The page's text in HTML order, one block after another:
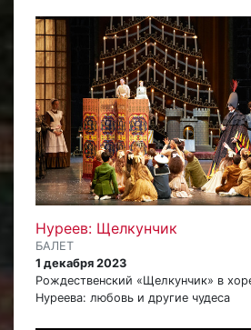
Нуреев: Щелкунчик
БАЛЕТ
1 декабря 2023
Рождественский «Щелкунчик» в
Нуреева: любовь и другие чудеса